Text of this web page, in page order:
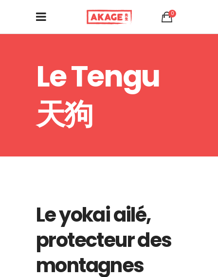
0
Le Tengu
天狗
Le yokai ailé,
protecteur des
montagnes